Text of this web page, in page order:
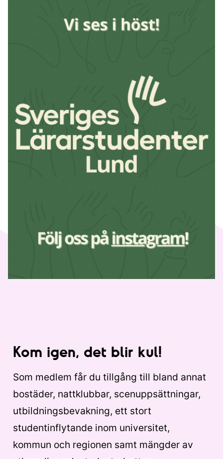
Kom igen, det blir kul!
Som medlem får du tillgång till bland annat
bostäder, nattklubbar, scenuppsättningar,
utbildningsbevakning, ett stort
studentinflytande inom universitet,
kommun och regionen samt mängder av